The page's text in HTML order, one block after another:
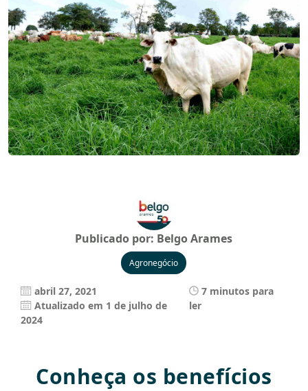
Publicado por: Belgo Arames
Agronegócio
abril 27, 2021
Atualizado em 1 de julho de
2024
7 minutos para
ler
Conheça os benefícios